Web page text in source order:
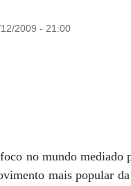
12/2009 - 21:00
no mundo mediado
mais popular